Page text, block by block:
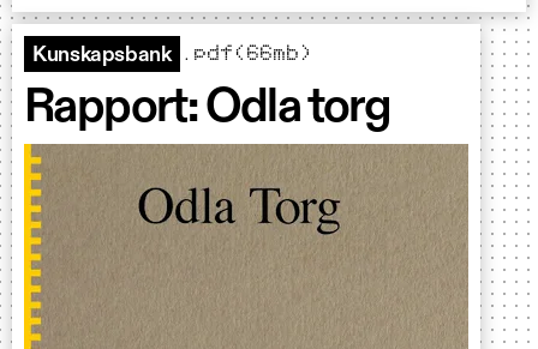
Kunskapsbank .pdf(66mb)
Rapport: Odla torg